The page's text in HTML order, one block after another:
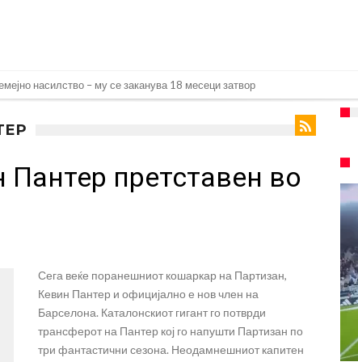
насилство – му се заканува 18 месеци затвор
Новак: Синер и Алкараз се повлекуваат, а Зверев веднаш се „распадна“
Голема загуба во семејството на Меси
во Реал Мадрид: Ова се трите нови правила за успех
најважниот летен трансфер на Атлетико?!
скандалозни информации, добивала пари од УЕФА
со Атлетико
по ѕвездата на Серија А?
во Реал Мадрид: Ова се трите нови правила
претставен во
Сега веќе поранешниот кошаркар на Партизан,
Кевин Пантер и официјално е нов член на
Барселона. Каталонскиот гигант го потврди
трансферот на Пантер кој го напушти Партизан по
три фантастични сезона. Неодамнешниот капитен